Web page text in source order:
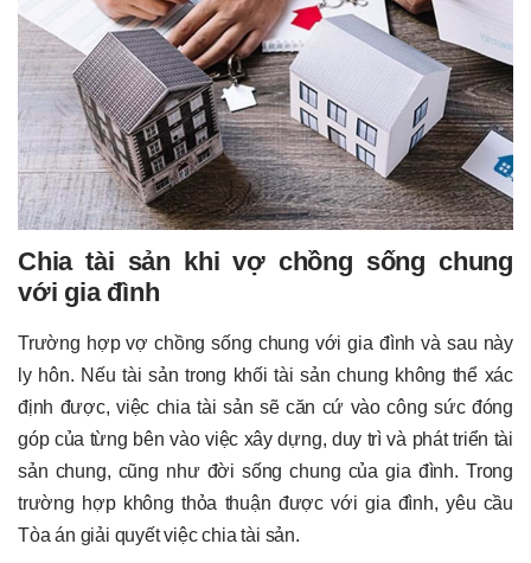
Chia tài sản khi vợ chồng sống chung
với gia đình
Trường hợp vợ chồng sống chung với gia đình và sau này
ly hôn. Nếu tài sản trong khối tài sản chung không thể xác
định được, việc chia tài sản sẽ căn cứ vào công sức đóng
góp của từng bên vào việc xây dựng, duy trì và phát triển tài
sản chung, cũng như đời sống chung của gia đình. Trong
trường hợp không thỏa thuận được với gia đình, yêu cầu
Tòa án giải quyết việc chia tài sản.